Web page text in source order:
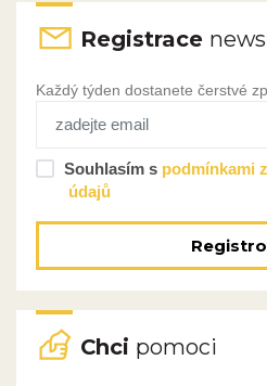
Registrace
Každý týden dostanete čerstvé
Souhlasím s podmínkami
údajů
Chci pomoci